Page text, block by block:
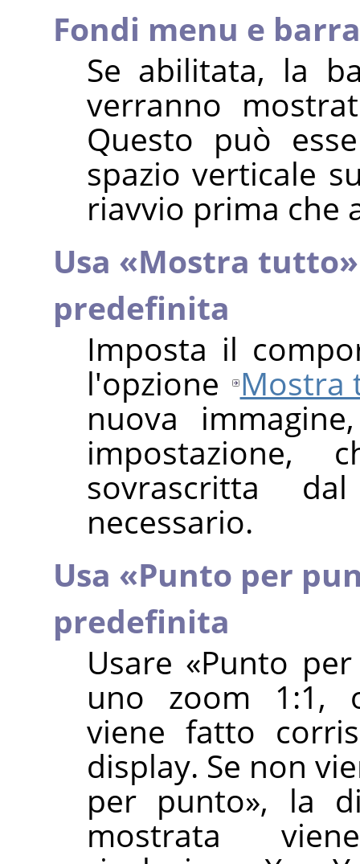
Fondi menu e
Se abilitata, la
verranno
Questo può
spazio verticale
riavvio prima che
Usa «Mostra tutto»
predefinita
Imposta il
l'opzione Mostra
nuova
sovrascritta
necessario.
Usa «Punto per
predefinita
Usare «Punto
uno zoom 1:1,
viene fatto
display. Se non
per punto», la
mostrata